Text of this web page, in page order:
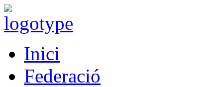
Inici
Federació